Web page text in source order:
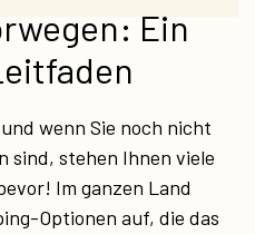
Ein
wenn Sie noch nicht
sind, stehen Ihnen viele
Im ganzen Land
Optionen auf, die das